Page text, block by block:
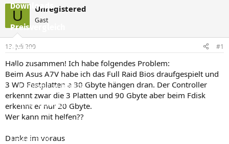
Downloads
Preisvergleich
Forum
Aktuelles
Empfohlene Inhalte
Neue Beiträge
Neueste Aktivitäten
Leserartikel
s
e
e
r
s
t
a
m
U Unregistered
Gast
13. Juli 2001 #1
Hallo zusammen! Ich habe folgendes Problem:
Beim Asus A7V habe ich das Full Raid Bios draufgespielt und
3 WD Festplatten a 30 Gbyte hängen dran. Der Controller
erkennt zwar die 3 Platten und 90 Gbyte aber beim Fdisk
erkennt er nur 20 Gbyte.
Wer kann mit helfen??
Danke im voraus